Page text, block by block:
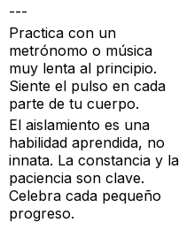
---
Practica con un
metrónomo o música
muy lenta al principio.
Siente el pulso en cada
parte de tu cuerpo.
El aislamiento es una
habilidad aprendida, no
innata. La constancia y la
paciencia son clave.
Celebra cada pequeño
progreso.